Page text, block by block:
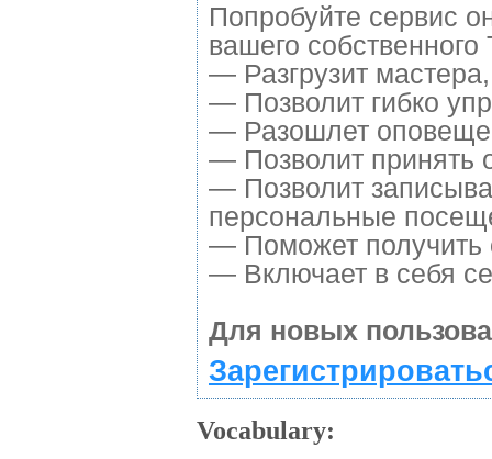
Попробуйте сервис
вашего собственного
— Разгрузит
— Позволит гибко
— Разошлет
— Позволит принять
— Позволит
персональные
— Поможет получить
— Включает в себя
Для новых
Vocabulary: